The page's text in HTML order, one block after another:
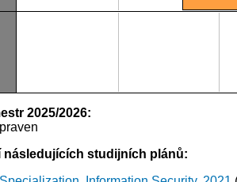
2025/2026:
následujících studijních plánů: